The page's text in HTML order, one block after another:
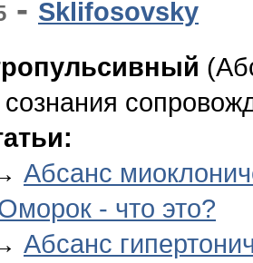
- Sklifosovsky
Абсанс
- что это?
Абсанс